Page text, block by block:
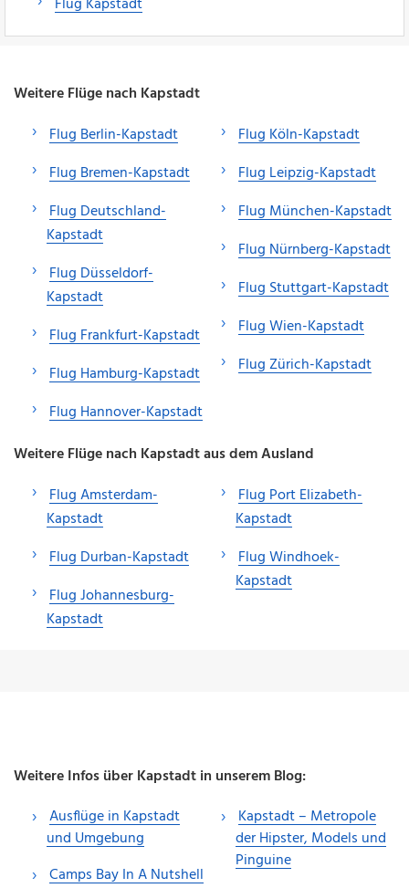
Weitere Flüge nach Kapstadt
Flug Berlin-Kapstadt
Flug Bremen-Kapstadt
Flug Deutschland-
Kapstadt
Flug Düsseldorf-
Kapstadt
Flug Frankfurt-Kapstadt
Flug Hamburg-Kapstadt
Flug Hannover-Kapstadt
Flug Köln-Kapstadt
Flug Leipzig-Kapstadt
Flug München-Kapstadt
Flug Nürnberg-Kapstadt
Flug Stuttgart-Kapstadt
Flug Wien-Kapstadt
Flug Zürich-Kapstadt
Weitere Flüge nach Kapstadt aus dem Ausland
Flug Amsterdam-
Kapstadt
Flug Durban-Kapstadt
Flug Johannesburg-
Kapstadt
Flug Port Elizabeth-
Kapstadt
Flug Windhoek-
Kapstadt
Weitere Infos über Kapstadt in unserem Blog:
Ausflüge in Kapstadt
und Umgebung
Camps Bay In A Nutshell
Kapstadt – Metropole
der Hipster, Models und
Pinguine